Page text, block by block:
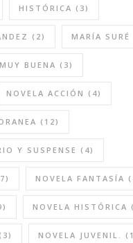
HISTÓRICA (3)
(2) MARÍA SURÉ
MUY BUENA (3)
NOVELA ACCIÓN (4)
(12)
Y SUSPENSE (4)
NOVELA FANTASÍA
NOVELA HISTÓRICA
(3) NOVELA JUVENIL.